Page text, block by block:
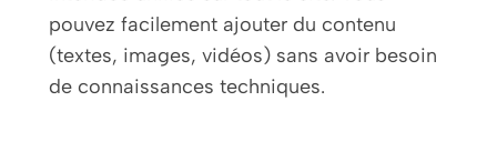
pouvez facilement ajouter du contenu
(textes, images, vidéos) sans avoir besoin
de connaissances techniques.